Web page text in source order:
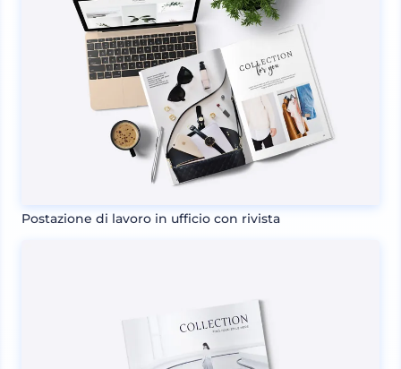
Postazione di lavoro in ufficio con rivista